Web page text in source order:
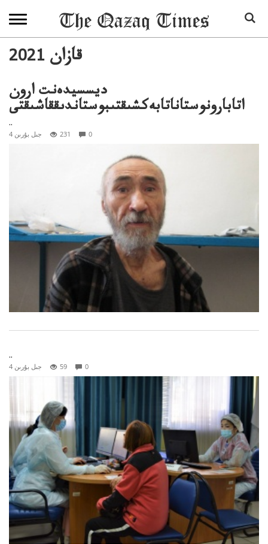
2021 قازان
ديسسيدەنت ارون
اتابارونوستاناتابەكشىقتىبوستاندىققاشىقتى
..
4 جىل بۇرىن 231 0
..
4 جىل بۇرىن 59 0